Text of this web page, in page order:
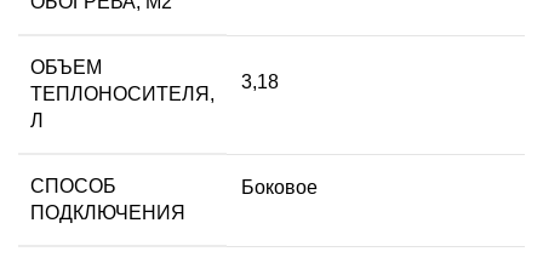
ОБЪЕМ
ТЕПЛОНОСИТЕЛЯ,
Л
3,18
СПОСОБ
ПОДКЛЮЧЕНИЯ
Боковое